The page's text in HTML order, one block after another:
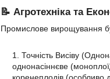
📝 Агротехніка та
Промислове вирощування
Точність Висіву
однонасіннєве